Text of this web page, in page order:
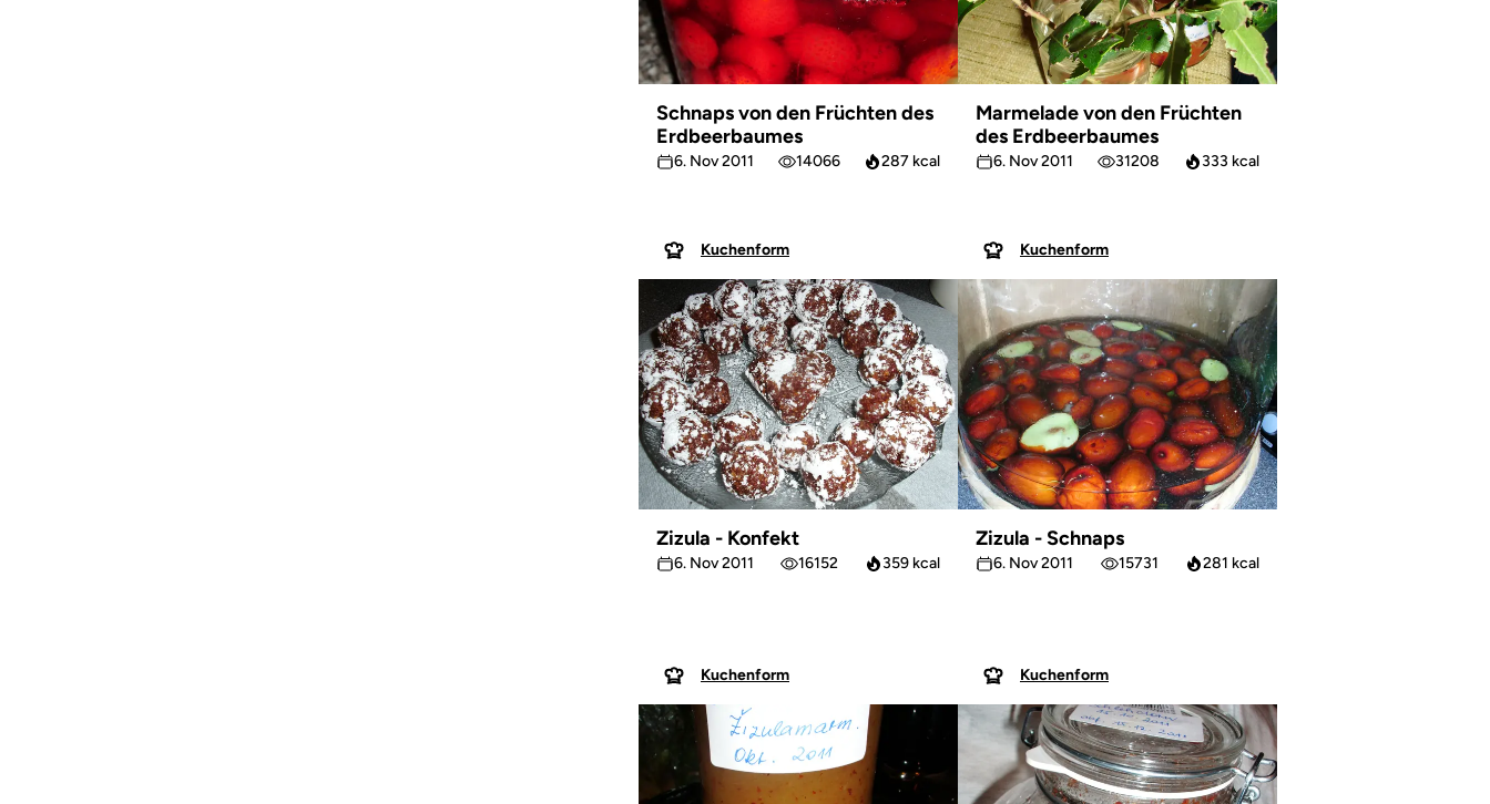
Schnaps von den Früchten des
Erdbeerbaumes
6. Nov 2011 14066 287 kcal
Kuchenform
Marmelade von den Früchten
des Erdbeerbaumes
6. Nov 2011 31208 333 kcal
Kuchenform
Zizula - Konfekt
6. Nov 2011 16152 359 kcal
Kuchenform
Zizula - Schnaps
6. Nov 2011 15731 281 kcal
Kuchenform